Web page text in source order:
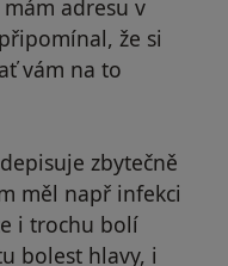
adresu v
že si
vám na to
zbytečně
měl např infekci
i trochu bolí
bolest hlavy, i